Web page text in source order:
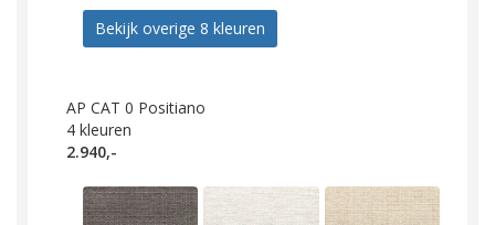
Bekijk overige 8 kleuren
AP CAT 0 Positiano
4 kleuren
2.940,-